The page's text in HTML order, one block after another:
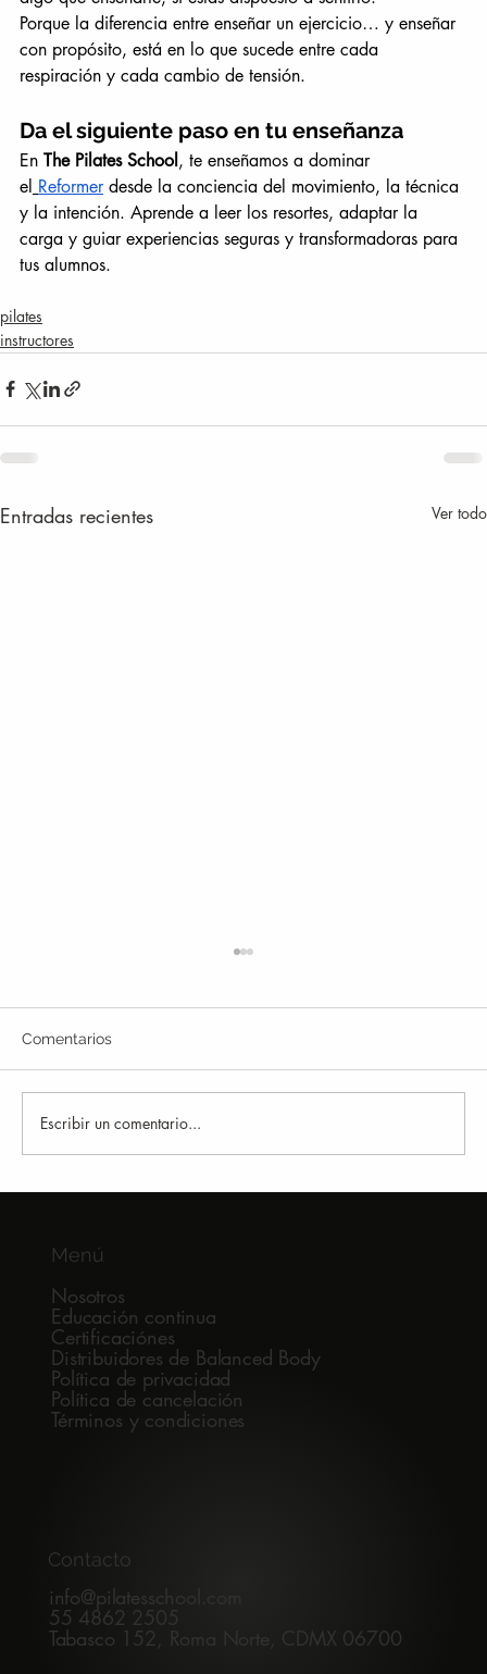
Porque la diferencia entre enseñar un ejercicio… y enseñar
con propósito, está en lo que sucede entre cada
respiración y cada cambio de tensión.
Da el siguiente paso en tu enseñanza
En The Pilates School, te enseñamos a dominar
el Reformer desde la conciencia del movimiento, la técnica
y la intención. Aprende a leer los resortes, adaptar la
carga y guiar experiencias seguras y transformadoras para
tus alumnos.
pilates
instructores
Entradas recientes Ver todo
Comentarios
Escribir un comentario...
Menú
Nosotros
Educación continua
Certificaciónes
Distribuidores de Balanced Body
Política de privacidad
Política de cancelación
Términos y condiciones
Contacto
info@pilatesschool.com
55 4862 2505
Tabasco 152, Roma Norte, CDMX 06700